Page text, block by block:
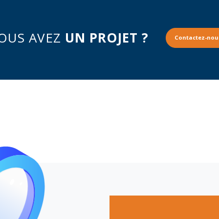
AVEZ UN PROJET ? Contactez-